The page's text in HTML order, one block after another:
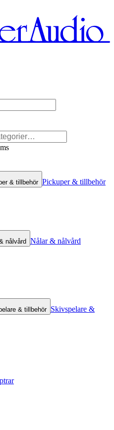
& tillbehör Pickuper & tillbehör
nålvård Nålar & nålvård
& tillbehör Skivspelare &